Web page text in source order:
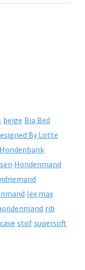
beige Bia Bed
By Lotte
Hondenbank
Hondenmand
lex max
rib
stof supersoft